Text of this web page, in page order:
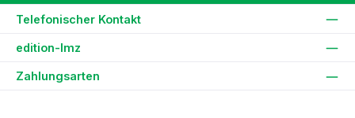
Telefonischer Kontakt
edition-lmz
Zahlungsarten